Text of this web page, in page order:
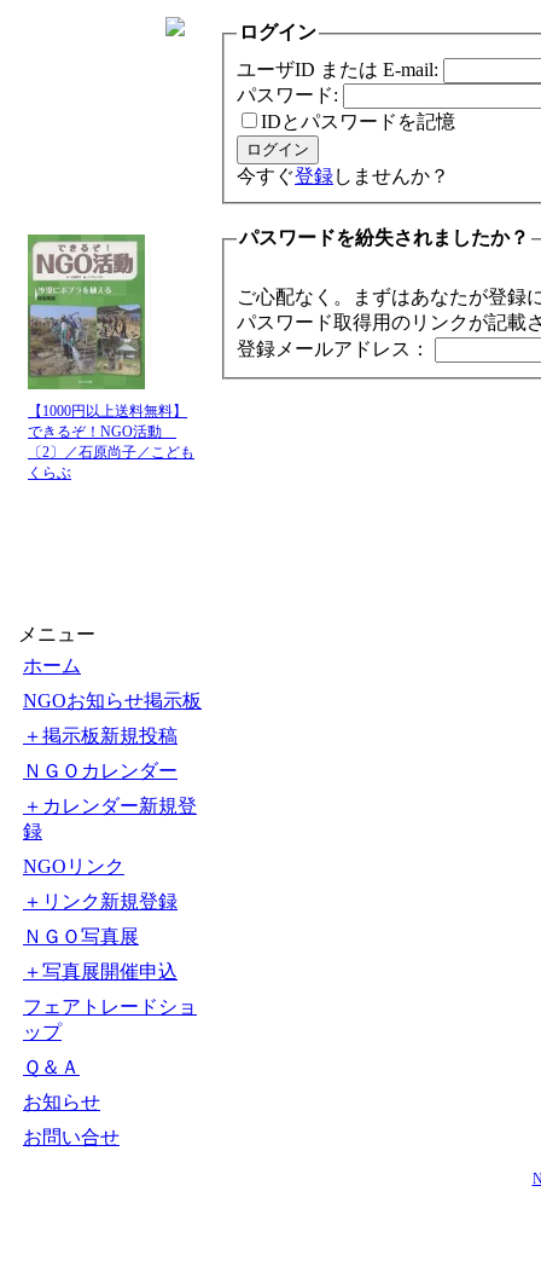
【1000円以上送料無料】
できるぞ！NGO活動
〔2〕／石原尚子／こども
くらぶ
メニュー
ホーム
NGOお知らせ掲示板
＋掲示板新規投稿
ＮＧＯカレンダー
＋カレンダー新規登
録
NGOリンク
＋リンク新規登録
ＮＧＯ写真展
＋写真展開催申込
フェアトレードショ
ップ
Ｑ＆Ａ
お知らせ
お問い合せ
ログイン
ユーザID または E-mail:
パスワード:
IDとパスワードを記憶
今すぐ登録しませんか？
パスワードを紛失されましたか？
ご心配なく。まずはあなたが登録
パスワード取得用のリンクが記載
登録メールアドレス：